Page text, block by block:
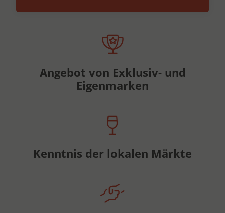
Angebot von Exklusiv- und
Eigenmarken
Kenntnis der lokalen Märkte